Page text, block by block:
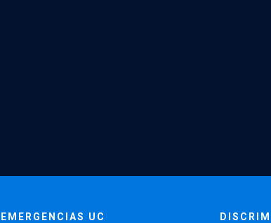
EMERGENCIAS UC